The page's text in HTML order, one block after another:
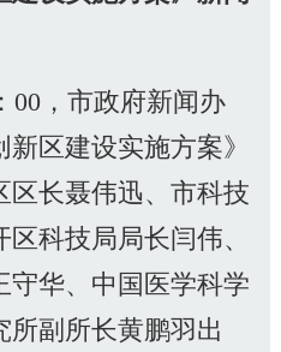
00，市政府新闻办
区建设实施方案》
区长聂伟迅、市科技
科技局局长闫伟、
守华、中国医学科学
所副所长黄鹏羽出